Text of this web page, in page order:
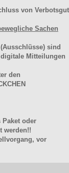
von Verbotsgut
Sachen
sind
Mitteilungen
den
oder
werden!!
vor